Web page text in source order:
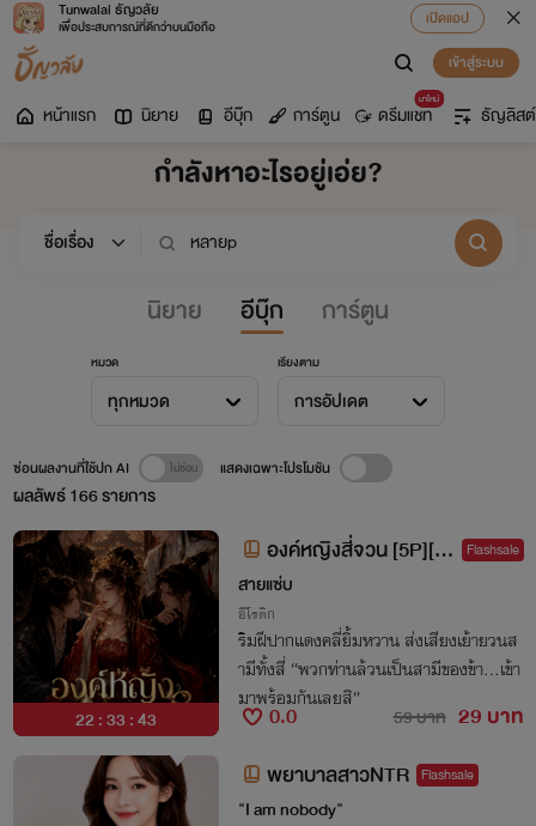
Tunwalai ธัญวลัย
เพื่อประสบการณ์ที่ดีกว่าบนมือถือ
เปิดแอป
เข้าสู่ระบบ
หน้าแรก นิยาย อีบุ๊ก การ์ตูน
มาใหม่
ดรีมแชท ธัญลิสต์
กำลังหาอะไรอยู่เอ่ย?
นิยาย อีบุ๊ก การ์ตูน
หมวด
ทุกหมวด
เรียงตาม
การอัปเดต
ผลลัพธ์166รายการ
ซ่อนผลงานที่ใช้ปก AI แสดงเฉพาะโปรโมชัน
22 : 33 : 43
องค์หญิงสี่จวน [5P][P
WP]
Flashsale
สายแซ่บ
อีโรติก
ริมฝีปากแดงคลี่ยิ้มหวาน ส่งเสียงเย้ายวนส
ามีทั้งสี่ “พวกท่านล้วนเป็นสามีของข้า...เข้า
มาพร้อมกันเลยสิ”
0.0 59 บาท 29 บาท
พยาบาล​สาวNTR Flashsale
"I am nobody"